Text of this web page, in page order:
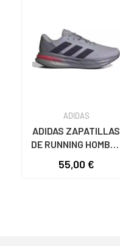
ADIDAS
ADIDAS ZAPATILLAS
DE RUNNING HOMBRE
GRIS VARIOS
55,00 €